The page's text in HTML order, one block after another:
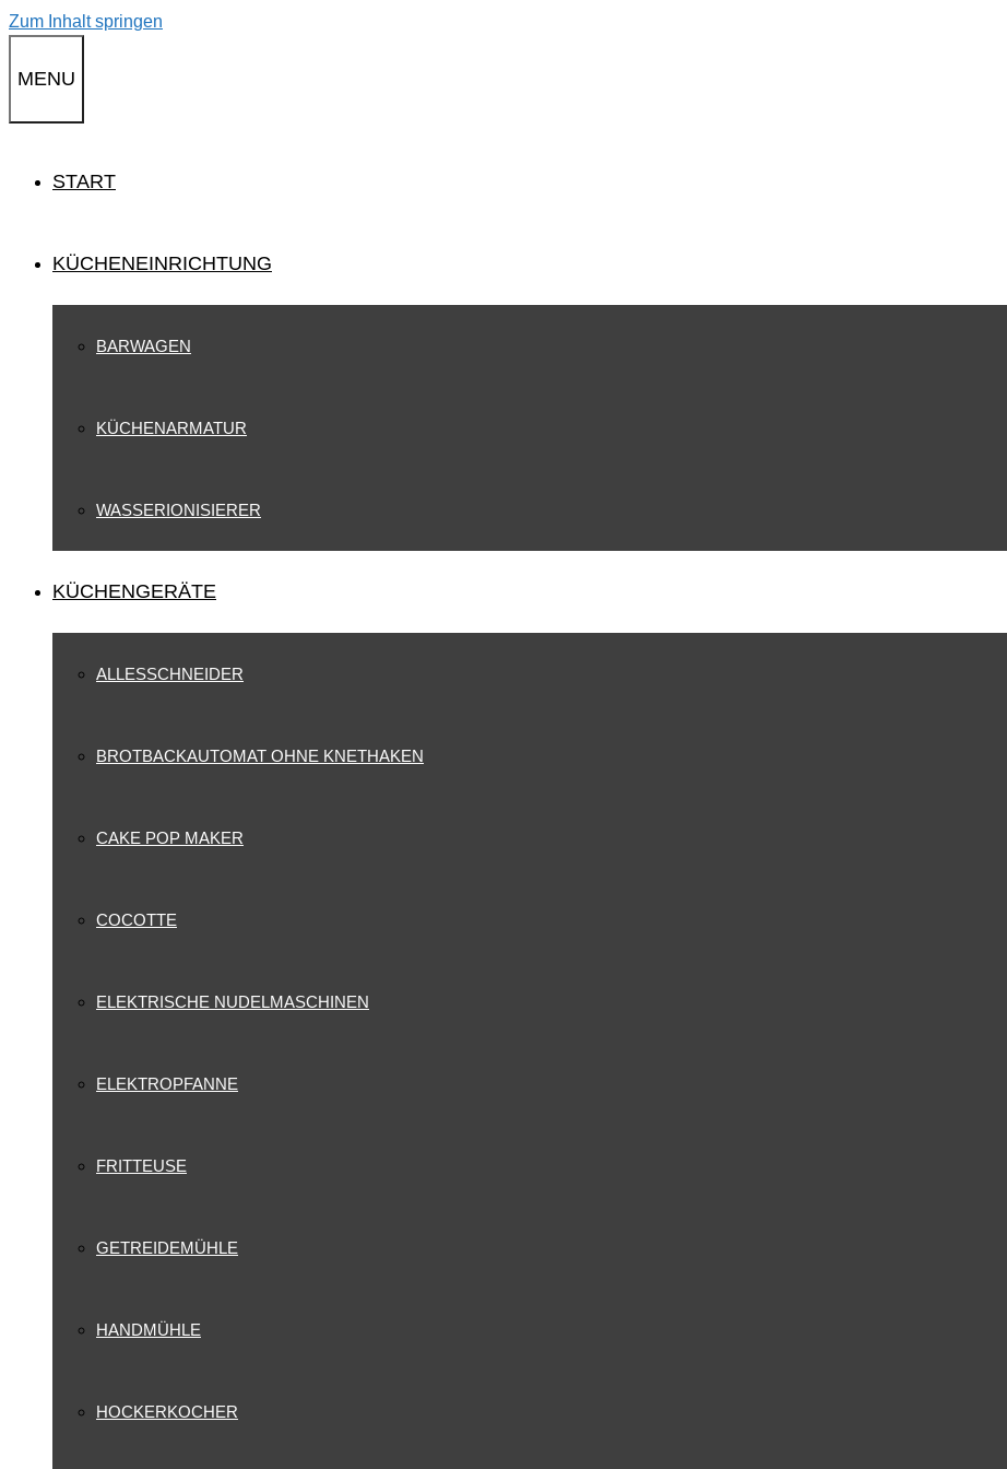
Zum Inhalt springen
MENU
START
KÜCHENEINRICHTUNG
BARWAGEN
KÜCHENARMATUR
WASSERIONISIERER
KÜCHENGERÄTE
ALLESSCHNEIDER
BROTBACKAUTOMAT OHNE KNETHAKEN
CAKE POP MAKER
COCOTTE
ELEKTRISCHE NUDELMASCHINEN
ELEKTROPFANNE
FRITTEUSE
GETREIDEMÜHLE
HANDMÜHLE
HOCKERKOCHER